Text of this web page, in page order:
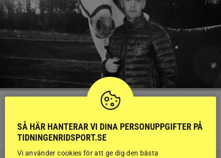
grusrutorna på riktigt?”
SÅ HÄR HANTERAR VI DINA PERSONUPPGIFTER PÅ
TIDNINGENRIDSPORT.SE
Vi använder cookies för att ge dig den bästa